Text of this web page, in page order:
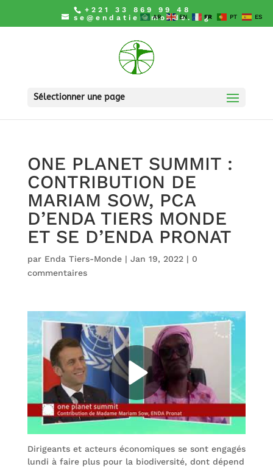
+221 33 869 99 48
se@endatiersmonde.org
Sélectionner une page
ONE PLANET SUMMIT :
CONTRIBUTION DE
MARIAM SOW, PCA
D’ENDA TIERS MONDE
ET SE D’ENDA PRONAT
par Enda Tiers-Monde| Jan 19, 2022| 0
commentaires
Dirigeants et acteurs économiques se sont engagés
lundi à faire plus pour la biodiversité, dont dépend
AR EN FR PT ES